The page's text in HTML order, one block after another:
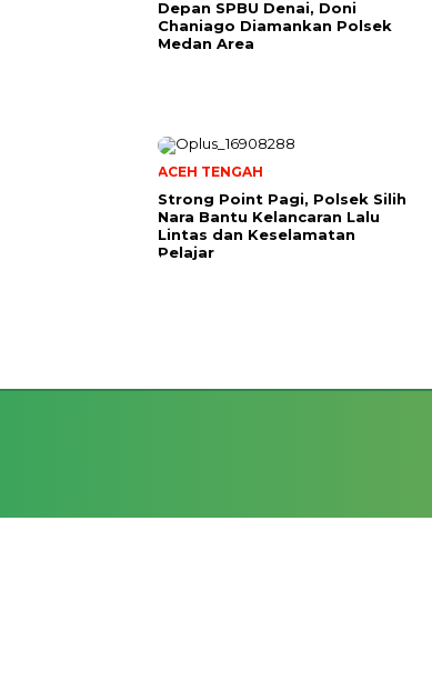
Depan SPBU Denai, Doni
Chaniago Diamankan Polsek
Medan Area
ACEH TENGAH
Strong Point Pagi, Polsek Silih
Nara Bantu Kelancaran Lalu
Lintas dan Keselamatan
Pelajar